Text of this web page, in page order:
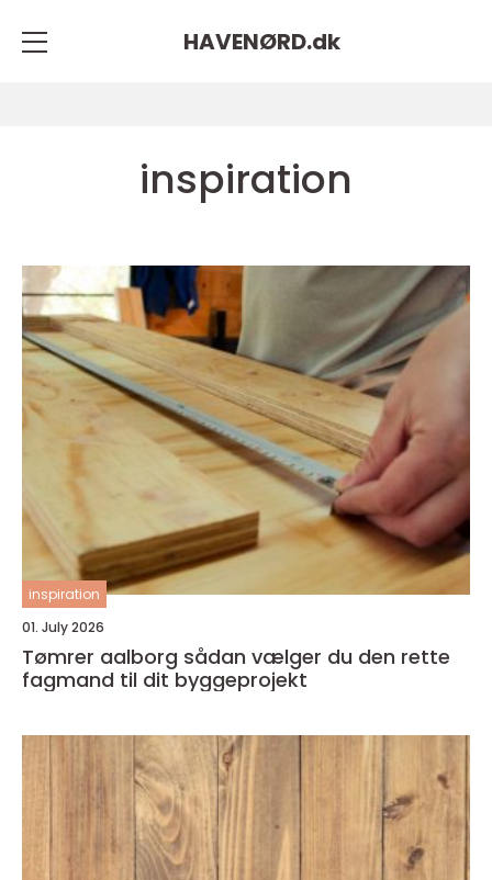
HAVENØRD.dk
inspiration
inspiration
01. July 2026
Tømrer aalborg sådan vælger du den rette
fagmand til dit byggeprojekt